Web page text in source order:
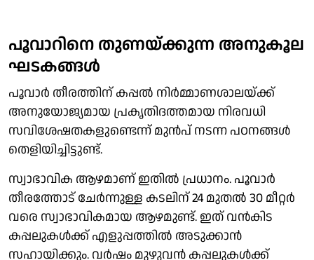
പൂവാറിനെ തുണയ്ക്കുന്ന അനുകൂല
ഘടകങ്ങള്‍
പൂവാര്‍ തീരത്തിന് കപ്പല്‍ നിര്‍മ്മാണശാലയ്ക്ക്
അനുയോജ്യമായ പ്രകൃതിദത്തമായ നിരവധി
സവിശേഷതകളുണ്ടെന്ന് മുന്‍പ് നടന്ന പഠനങ്ങള്‍
തെളിയിച്ചിട്ടുണ്ട്.
സ്വാഭാവിക ആഴമാണ് ഇതില്‍ പ്രധാനം. പൂവാര്‍
തീരത്തോട് ചേര്‍ന്നുള്ള കടലിന് 24 മുതല്‍ 30 മീറ്റര്‍
വരെ സ്വാഭാവികമായ ആഴമുണ്ട്. ഇത് വന്‍കിട
കപ്പലുകള്‍ക്ക് എളുപ്പത്തില്‍ അടുക്കാന്‍
സഹായിക്കും. വര്‍ഷം മുഴുവന്‍ കപ്പലുകള്‍ക്ക്